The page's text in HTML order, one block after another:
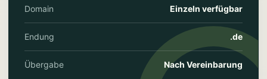
Domain Einzeln verfügbar
Endung .de
Übergabe Nach Vereinbarung